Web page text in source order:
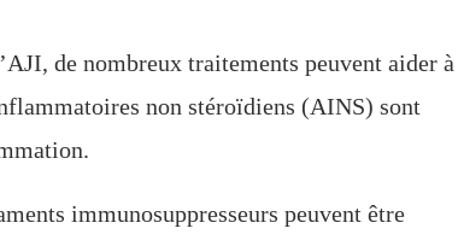
de nombreux traitements peuvent aider à
non stéroïdiens (AINS) sont
immunosuppresseurs peuvent être